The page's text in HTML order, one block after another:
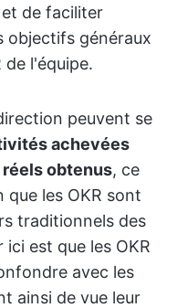
de faciliter
objectifs généraux
de l'équipe.
peuvent se
achevées
obtenus, ce
les OKR sont
traditionnels des
est que les OKR
avec les
ainsi de vue leur